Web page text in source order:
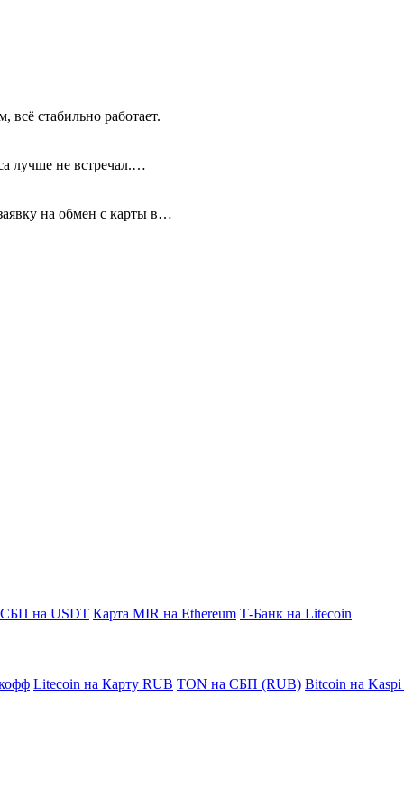
всё стабильно работает.
лучше не встречал.…
на обмен с карты в…
СБП на USDT Карта MIR на Ethereum Т-Банк на Litecoin
Litecoin на Карту RUB TON на СБП (RUB) Bitcoin на